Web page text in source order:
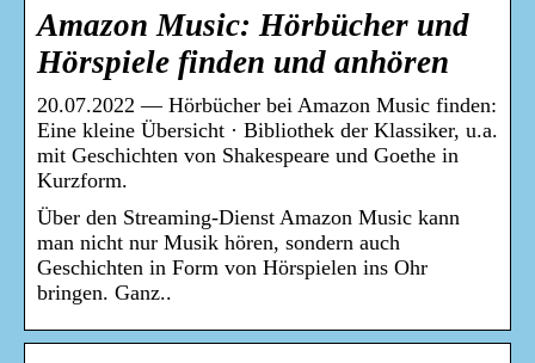
Amazon Music: Hörbücher und
Hörspiele finden und anhören
20.07.2022 — Hörbücher bei Amazon Music finden:
Eine kleine Übersicht · Bibliothek der Klassiker, u.a.
mit Geschichten von Shakespeare und Goethe in
Kurzform.
Über den Streaming-Dienst Amazon Music kann
man nicht nur Musik hören, sondern auch
Geschichten in Form von Hörspielen ins Ohr
bringen. Ganz..